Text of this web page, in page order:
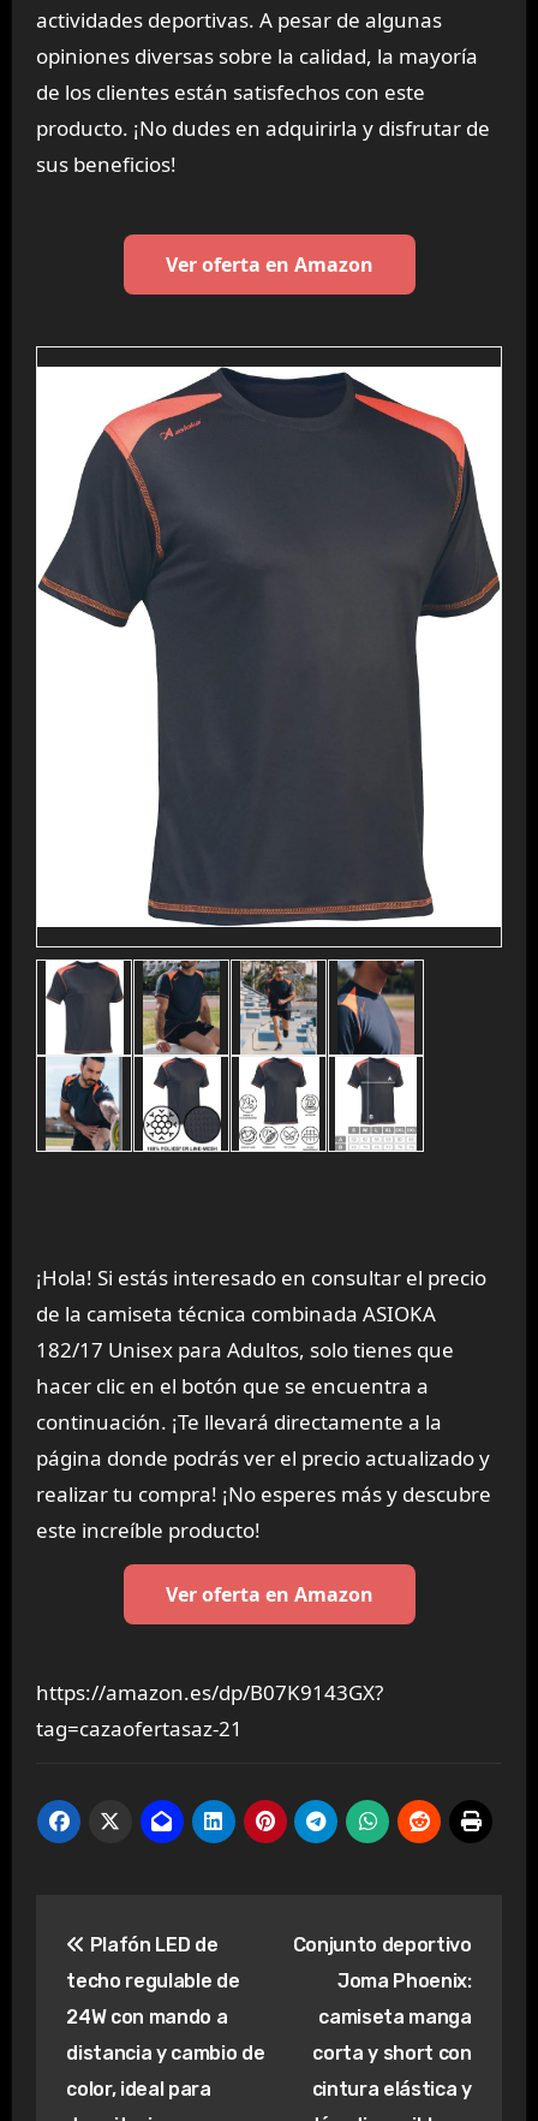
actividades deportivas. A pesar de algunas
opiniones diversas sobre la calidad, la mayoría
de los clientes están satisfechos con este
producto. ¡No dudes en adquirirla y disfrutar de
sus beneficios!
Ver oferta en Amazon
¡Hola! Si estás interesado en consultar el precio
de la camiseta técnica combinada ASIOKA
182/17 Unisex para Adultos, solo tienes que
hacer clic en el botón que se encuentra a
continuación. ¡Te llevará directamente a la
página donde podrás ver el precio actualizado y
realizar tu compra! ¡No esperes más y descubre
este increíble producto!
Ver oferta en Amazon
https://amazon.es/dp/B07K9143GX?
tag=cazaofertasaz-21
de
entradas
Plafón LED de
techo regulable de
24W con mando a
distancia y cambio de
color, ideal para
Conjunto deportivo
Joma Phoenix:
camiseta manga
corta y short con
cintura elástica y